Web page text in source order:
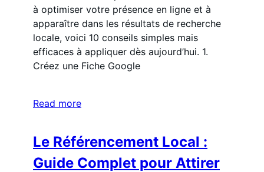
à optimiser votre présence en ligne et à
apparaître dans les résultats de recherche
locale, voici 10 conseils simples mais
efficaces à appliquer dès aujourd’hui. 1.
Créez une Fiche Google
Read more
Le Référencement Local :
Guide Complet pour Attirer